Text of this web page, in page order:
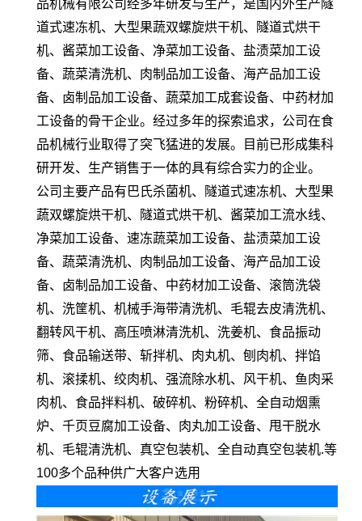
品机械有限公司经多年研发与生产，是国内外生产隧
道式速冻机、大型果蔬双螺旋烘干机、隧道式烘干
机、酱菜加工设备、净菜加工设备、盐渍菜加工设
备、蔬菜清洗机、肉制品加工设备、海产品加工设
备、卤制品加工设备、蔬菜加工成套设备、中药材加
工设备的骨干企业。经过多年的探索追求，公司在食
品机械行业取得了突飞猛进的发展。目前已形成集科
研开发、生产销售于一体的具有综合实力的企业。
公司主要产品有巴氏杀菌机、隧道式速冻机、大型果
蔬双螺旋烘干机、隧道式烘干机、酱菜加工流水线、
净菜加工设备、速冻蔬菜加工设备、盐渍菜加工设
备、蔬菜清洗机、肉制品加工设备、海产品加工设
备、卤制品加工设备、中药材加工设备、滚筒洗袋
机、洗筐机、机械手海带清洗机、毛辊去皮清洗机、
翻转风干机、高压喷淋清洗机、洗姜机、食品振动
筛、食品输送带、斩拌机、肉丸机、刨肉机、拌馅
机、滚揉机、绞肉机、强流除水机、风干机、鱼肉采
肉机、食品拌料机、破碎机、粉碎机、全自动烟熏
炉、千页豆腐加工设备、肉丸加工设备、甩干脱水
机、毛辊清洗机、真空包装机、全自动真空包装机.等
100多个品种供广大客户选用